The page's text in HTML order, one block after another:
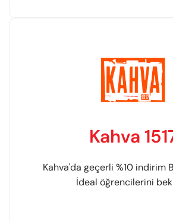
Kahva
Kahva'da geçerli %10 indirim
İdeal öğrencilerini